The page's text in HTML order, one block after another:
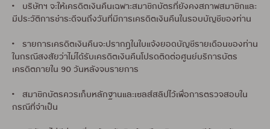
• บริษัทฯ จะให้เครดิตเงินคืนเฉพาะสมาชิกบัตรที่ยังคงสภาพสมาชิกและ
มีประวัติการชำระดีจนถึงวันที่มีการเครดิตเงินคืนในรอบบัญชีของท่าน
• รายการเครดิตเงินคืนจะปรากฎในใบแจ้งยอดบัญชีรายเดือนของท่าน
ในกรณีสงสัยว่าไม่ได้รับเครดิตเงินคืนโปรดติดต่อศูนย์บริการบัตร
เครดิตภายใน 90 วันหลังจบรายการ
• สมาชิกบัตรควรเก็บหลักฐานและเซลส์สลิปไว้เพื่อการตรวจสอบใน
กรณีที่จำเป็น